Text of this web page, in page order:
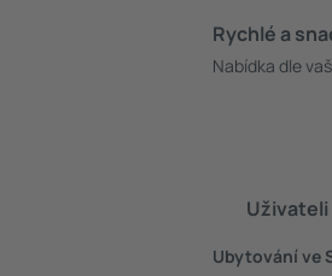
Rychlé a
Nabídka dle
Ubytování ve